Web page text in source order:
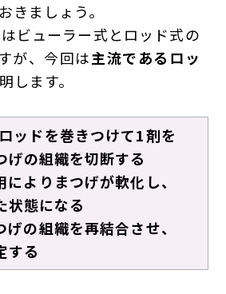
きましょう。
ビューラー式とロッド式の
が、今回は主流であるロッ
します。
ッドを巻きつけて1剤を
げの組織を切断する
よりまつげが軟化し、
状態になる
の組織を再結合させ、
する